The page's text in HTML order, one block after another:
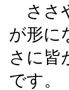
ささ
が形に
さに皆
です。